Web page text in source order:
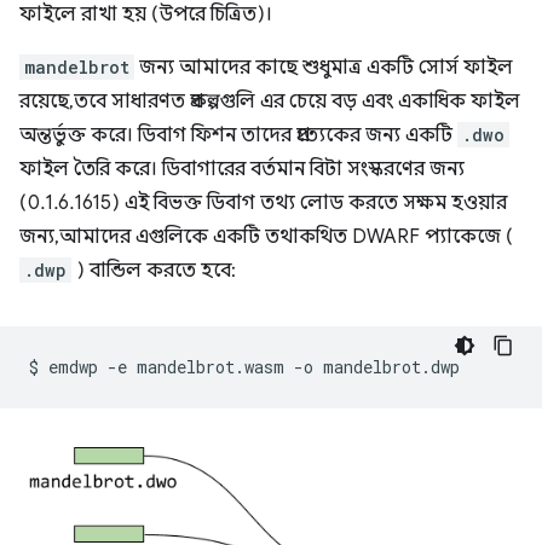
ফাইলে রাখা হয় (উপরে চিত্রিত)।
mandelbrot জন্য আমাদের কাছে শুধুমাত্র একটি সোর্স ফাইল
রয়েছে, তবে সাধারণত প্রকল্পগুলি এর চেয়ে বড় এবং একাধিক ফাইল
অন্তর্ভুক্ত করে। ডিবাগ ফিশন তাদের প্রত্যেকের জন্য একটি .dwo
ফাইল তৈরি করে। ডিবাগারের বর্তমান বিটা সংস্করণের জন্য
(0.1.6.1615) এই বিভক্ত ডিবাগ তথ্য লোড করতে সক্ষম হওয়ার
জন্য, আমাদের এগুলিকে একটি তথাকথিত DWARF প্যাকেজে (
.dwp ) বান্ডিল করতে হবে:
$ emdwp -e mandelbrot.wasm -o